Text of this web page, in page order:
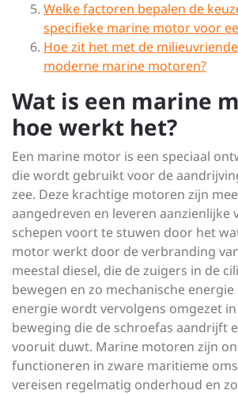
Welke factoren bepalen de
specifieke marine motor voor
Hoe zit het met de
moderne marine motoren?
Wat is een marine
hoe werkt het?
Een marine motor is een speciaal
die wordt gebruikt voor de
zee. Deze krachtige motoren zijn
aangedreven en leveren aanzienlijke
schepen voort te stuwen door het
motor werkt door de verbranding
meestal diesel, die de zuigers in de
bewegen en zo mechanische
energie wordt vervolgens omgezet
beweging die de schroefas aandrijft
vooruit duwt. Marine motoren zijn
functioneren in zware maritieme
vereisen regelmatig onderhoud en